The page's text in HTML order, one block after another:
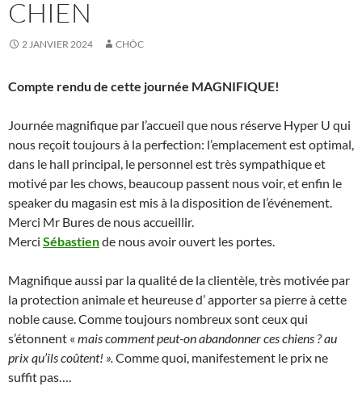
CHIEN
2 JANVIER 2024 CHÔC
Compte rendu de cette journée MAGNIFIQUE!
Journée magnifique par l’accueil que nous réserve Hyper U qui
nous reçoit toujours à la perfection: l’emplacement est optimal,
dans le hall principal, le personnel est très sympathique et
motivé par les chows, beaucoup passent nous voir, et enfin le
speaker du magasin est mis à la disposition de l’événement.
Merci Mr Bures de nous accueillir.
Merci Sébastiende nous avoir ouvert les portes.
Magnifique aussi par la qualité de la clientèle, très motivée par
la protection animale et heureuse d’ apporter sa pierre à cette
noble cause. Comme toujours nombreux sont ceux qui
s’étonnent « mais comment peut-on abandonner ces chiens ? au
prix qu’ils coûtent! ».Comme quoi, manifestement le prix ne
suffit pas….